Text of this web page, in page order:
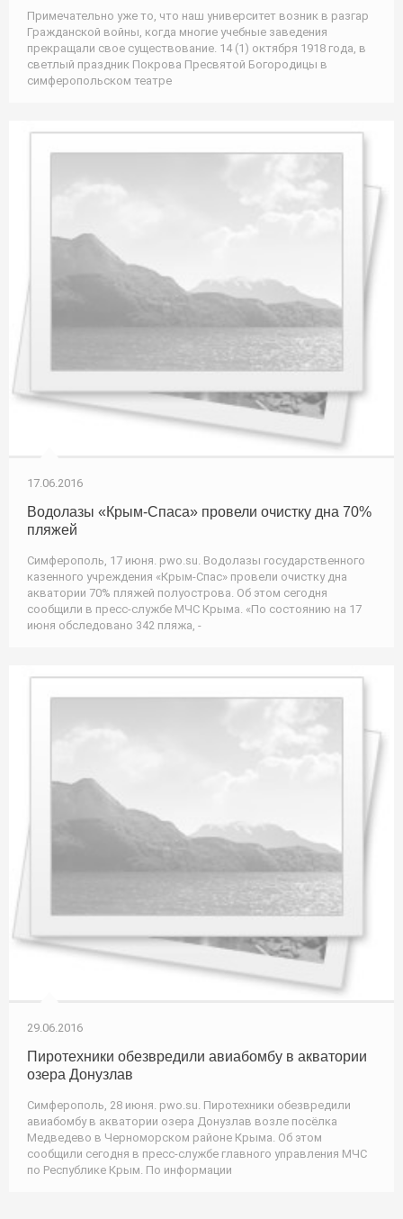
Примечательно уже то, что наш университет возник в разгар
Гражданской войны, когда многие учебные заведения
прекращали свое существование. 14 (1) октября 1918 года, в
светлый праздник Покрова Пресвятой Богородицы в
симферопольском театре
17.06.2016
Водолазы «Крым-Спаса» провели очистку дна 70%
пляжей
Симферополь, 17 июня. pwo.su. Водолазы государственного
казенного учреждения «Крым-Спас» провели очистку дна
акватории 70% пляжей полуострова. Об этом сегодня
сообщили в пресс-службе МЧС Крыма. «По состоянию на 17
июня обследовано 342 пляжа, -
29.06.2016
Пиротехники обезвредили авиабомбу в акватории
озера Донузлав
Симферополь, 28 июня. pwo.su. Пиротехники обезвредили
авиабомбу в акватории озера Донузлав возле посёлка
Медведево в Черноморском районе Крыма. Об этом
сообщили сегодня в пресс-службе главного управления МЧС
по Республике Крым. По информации